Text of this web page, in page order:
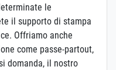
le
il supporto di stampa
Offriamo anche
come passe-partout,
domanda, il nostro